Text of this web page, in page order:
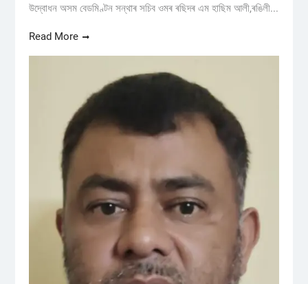
উদ্বোধন অসম বেডমিণ্টন সন্থাৰ সচিব ওমৰ ৰছিদৰ এম হাছিম আলী,ৰঙিলী...
Read More